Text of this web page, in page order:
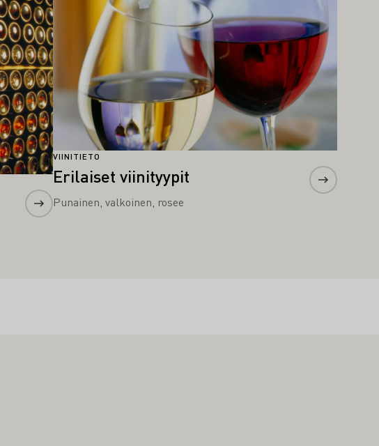
VIINITIETO
Erilaiset viinityypit
Punainen, valkoinen, rosee